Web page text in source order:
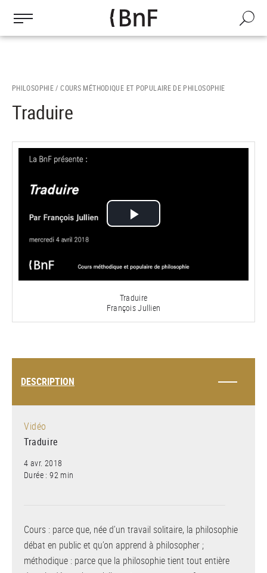
contenu
Recherche
PHILOSOPHIE / COURS MÉTHODIQUE ET POPULAIRE DE PHILOSOPHIE
Traduire
Lire
vidéo
Traduire
François Jullien
DESCRIPTION
Vidéo
Traduire
4 avr. 2018
Durée : 92 min
Cours : parce que, née d’un travail solitaire, la philosophie
débat en public et qu’on apprend à philosopher ;
méthodique : parce que la philosophie tient tout entière